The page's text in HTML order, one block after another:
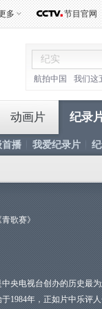
多 节目官网
航拍中国 我们这
动画片 纪录
首播 我爱纪录片
歌赛》
中央电视台创办的历史最
1984年，正如片中乐评